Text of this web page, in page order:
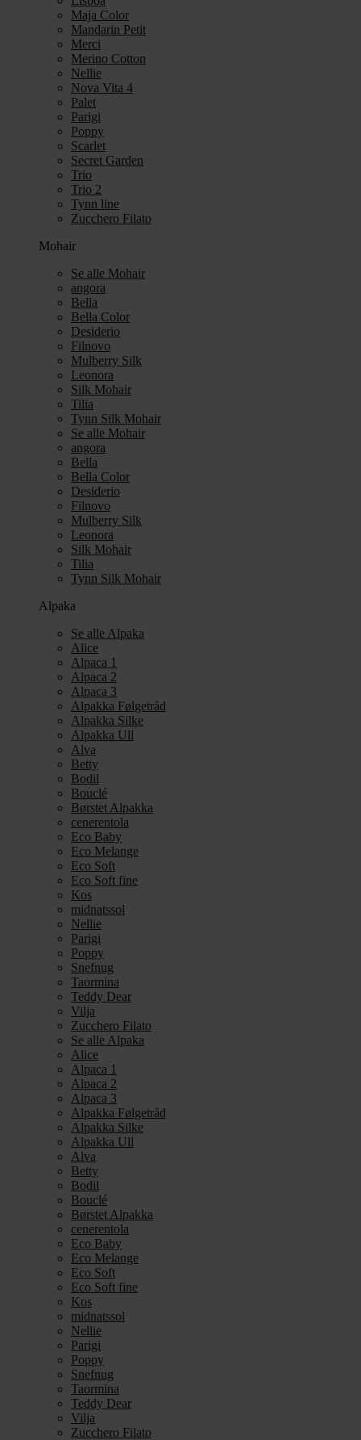
Maja Color
Mandarin Petit
Merci
Merino Cotton
Nellie
Nova Vita 4
Palet
Parigi
Poppy
Scarlet
Secret Garden
Trio
Trio 2
Tynn line
Zucchero Filato
Mohair
Se alle Mohair
angora
Bella
Bella Color
Desiderio
Filnovo
Mulberry Silk
Leonora
Silk Mohair
Tilia
Tynn Silk Mohair
Se alle Mohair
angora
Bella
Bella Color
Desiderio
Filnovo
Mulberry Silk
Leonora
Silk Mohair
Tilia
Tynn Silk Mohair
Alpaka
Se alle Alpaka
Alice
Alpaca 1
Alpaca 2
Alpaca 3
Alpakka Følgetråd
Alpakka Silke
Alpakka Ull
Alva
Betty
Bodil
Bouclé
Børstet Alpakka
cenerentola
Eco Baby
Eco Melange
Eco Soft
Eco Soft fine
Kos
midnatssol
Nellie
Parigi
Poppy
Snefnug
Taormina
Teddy Dear
Vilja
Zucchero Filato
Se alle Alpaka
Alice
Alpaca 1
Alpaca 2
Alpaca 3
Alpakka Følgetråd
Alpakka Silke
Alpakka Ull
Alva
Betty
Bodil
Bouclé
Børstet Alpakka
cenerentola
Eco Baby
Eco Melange
Eco Soft
Eco Soft fine
Kos
midnatssol
Nellie
Parigi
Poppy
Snefnug
Taormina
Teddy Dear
Vilja
Zucchero Filato